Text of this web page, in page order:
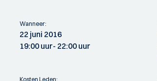
Wanneer:
22 juni 2016
19:00 uur- 22:00 uur
Kosten Leden: